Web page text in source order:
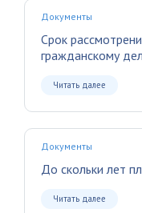
Документы
Срок
гражданскому
Читать далее
Документы
До скольки лет
Читать далее